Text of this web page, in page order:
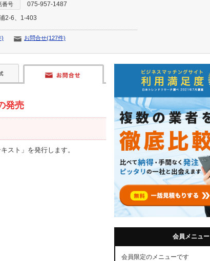
番号 075-957-1487
2-6、1-403
) お問合せ(127件)
発売
スト」を発行します。
会員メニュー
会員限定のメニューです